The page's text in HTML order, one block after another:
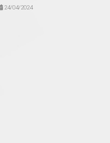
24/04/2024